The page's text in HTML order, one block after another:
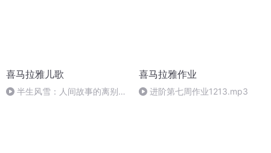
喜马拉雅儿歌
半生风雪：人间故事的离别与
喜马拉雅作业
进阶第七周作业1213.mp3